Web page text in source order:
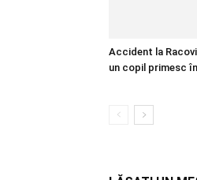
Accident la
un copil primesc